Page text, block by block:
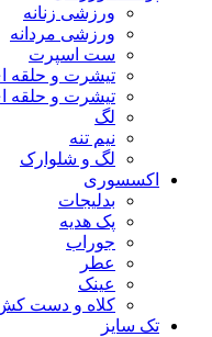
ورزشی زنانه
ورزشی مردانه
ست اسپرت
تیشرت و حلقه
تیشرت و حلقه
لگ
نیم تنه
لگ و شلوارک
اکسسوری
بدلیجات
پک هدیه
جوراب
عطر
عینک
کلاه و دست
تک سایز